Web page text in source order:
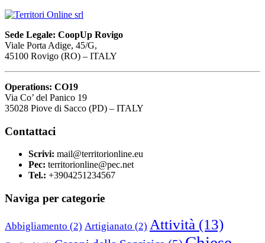
Sede Legale: CoopUp Rovigo
Viale Porta Adige, 45/G,
45100 Rovigo (RO) – ITALY
Operations: CO19
Via Co’ del Panico 19
35028 Piove di Sacco (PD) – ITALY
Contattaci
Scrivi: mail@territorionline.eu
Pec: territorionline@pec.net
Tel.: +3904251234567
Naviga per categorie
Abbigliamento (2) Artigianato (2) Attività (13)